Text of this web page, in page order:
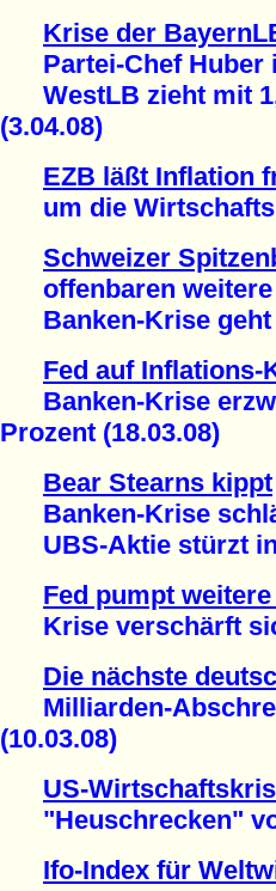
Krise der
Partei-Chef Huber
WestLB zieht mit
(3.04.08)
EZB läßt Inflation
um die
Schweizer
offenbaren weitere
Banken-Krise geht
Fed auf Inflations-
Banken-Krise
Prozent (18.03.08)
Bear Stearns kippt
Banken-Krise
UBS-Aktie stürzt in
Fed pumpt
Krise verschärft
Die nächste
Milliarden-
(10.03.08)
US-
"Heuschrecken"
Ifo-Index für